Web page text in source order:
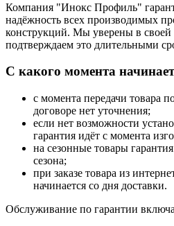
Компания "Инокс Профиль"
надёжность всех производимых
конструкций. Мы уверены в
подтверждаем это длительными
С какого момента
с момента передачи товара
договоре нет уточнения;
если нет возможности
гарантия идёт с момента
на сезонные товары
сезона;
при заказе товара из
начинается со дня доставки.
Обслуживание по гарантии